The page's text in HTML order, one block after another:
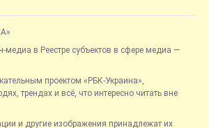
медиа в Реестре субъектов в сфере медиа —
проектом «РБК-Украина»,
трендах и всё, что интересно читать вне
и другие изображения принадлежат их